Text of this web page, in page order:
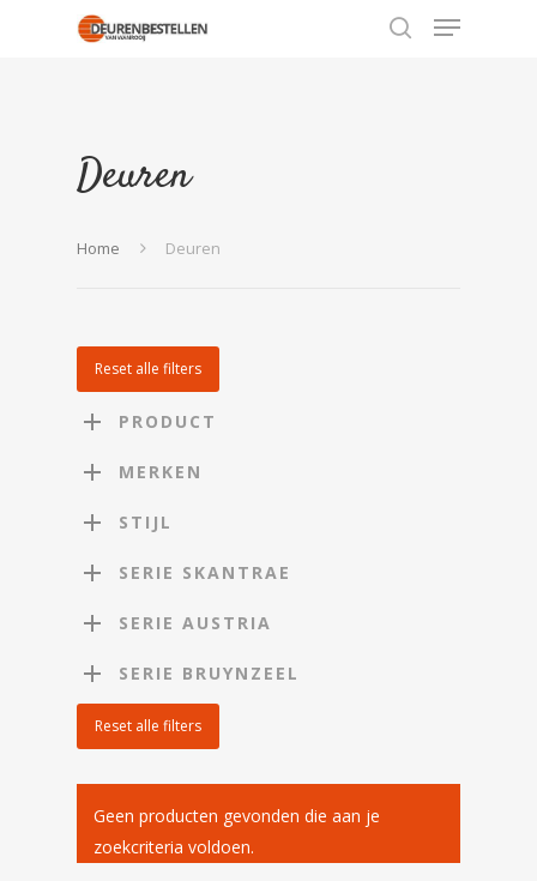
Deuren
Home Deuren
Reset alle filters
PRODUCT
MERKEN
STIJL
SERIE SKANTRAE
SERIE AUSTRIA
SERIE BRUYNZEEL
Reset alle filters
Geen producten gevonden die aan je
zoekcriteria voldoen.